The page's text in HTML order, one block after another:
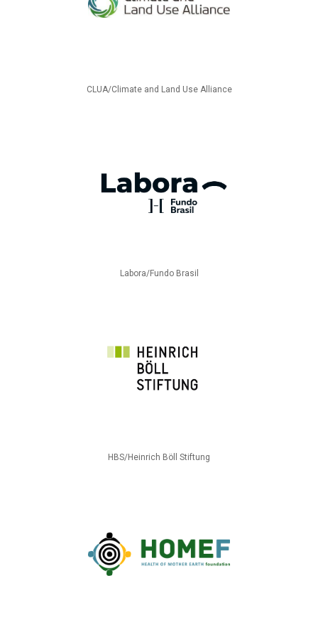
CLUA/Climate and Land Use Alliance
Labora/Fundo Brasil
HBS/Heinrich Böll Stiftung